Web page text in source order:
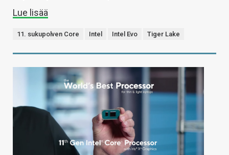
Lue lisää
11. sukupolven Core Intel Intel Evo Tiger Lake